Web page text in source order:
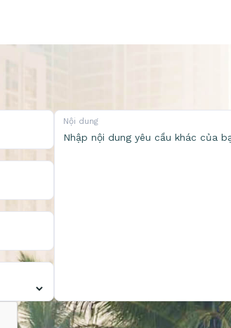
Nội dung